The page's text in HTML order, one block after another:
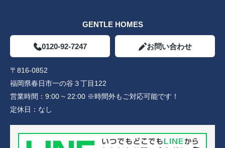
GENTLE HOMES
0120-92-7247 お問い合わせ
〒816-0852
福岡県春日市一の谷３丁目122
営業時間： 9:00 ~ 22:00 ※時間外もご対応可能です！
定休日： なし